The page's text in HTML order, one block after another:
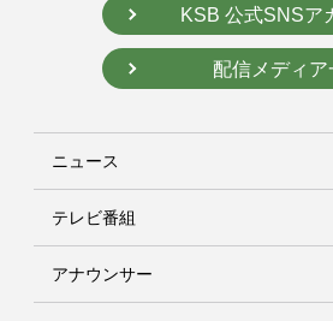
KSB 公式SNSア
配信メディア
ニュース
テレビ番組
アナウンサー